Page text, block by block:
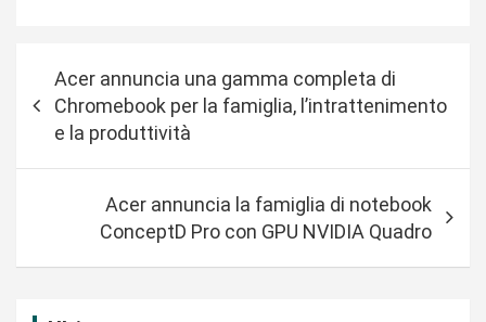
i
z
Acer annuncia una gamma completa di
Chromebook per la famiglia, l’intrattenimento
e la produttività
Acer annuncia la famiglia di notebook
ConceptD Pro con GPU NVIDIA Quadro